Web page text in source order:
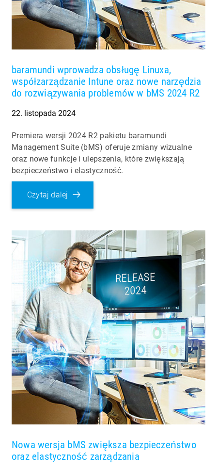
baramundi wprowadza obsługę Linuxa,
współzarządzanie Intune oraz nowe narzędzia
do rozwiązywania problemów w bMS 2024 R2
22. listopada 2024
Premiera wersji 2024 R2 pakietu baramundi
Management Suite (bMS) oferuje zmiany wizualne
oraz nowe funkcje i ulepszenia, które zwiększają
bezpieczeństwo i elastyczność.
Czytaj dalej
Nowa wersja bMS zwiększa bezpieczeństwo
oraz elastyczność zarządzania